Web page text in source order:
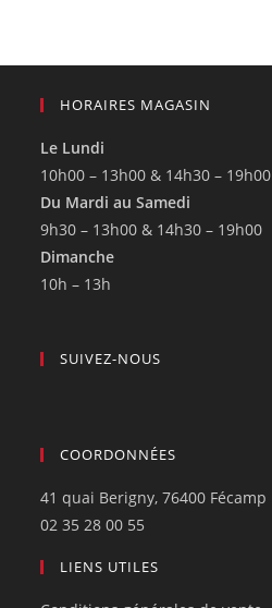
HORAIRES MAGASIN
Le Lundi
10h00 – 13h00 & 14h30 – 19h00
Du Mardi au Samedi
9h30 – 13h00 & 14h30 – 19h00
Dimanche
10h – 13h
SUIVEZ-NOUS
COORDONNÉES
41 quai Berigny, 76400 Fécamp
02 35 28 00 55
LIENS UTILES